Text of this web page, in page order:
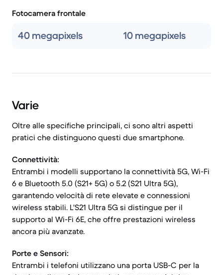
Fotocamera frontale
40 megapixels 10 megapixels
Varie
Oltre alle specifiche principali, ci sono altri aspetti
pratici che distinguono questi due smartphone.
Connettività:
Entrambi i modelli supportano la connettività 5G, Wi-Fi
6 e Bluetooth 5.0 (S21+ 5G) o 5.2 (S21 Ultra 5G),
garantendo velocità di rete elevate e connessioni
wireless stabili. L'S21 Ultra 5G si distingue per il
supporto al Wi-Fi 6E, che offre prestazioni wireless
ancora più avanzate.
Porte e Sensori:
Entrambi i telefoni utilizzano una porta USB-C per la